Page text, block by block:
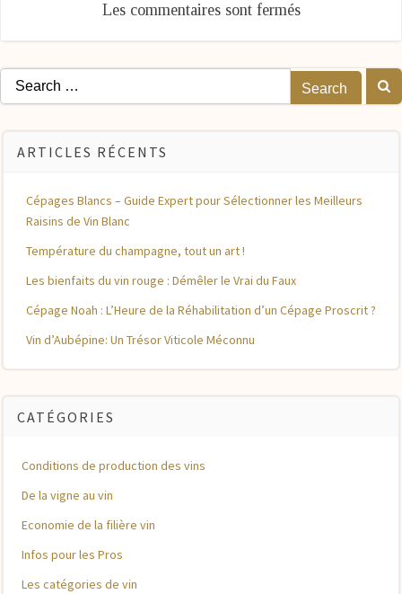
l’article
Les commentaires sont fermés
Search
for:
ARTICLES RÉCENTS
Cépages Blancs – Guide Expert pour Sélectionner les Meilleurs
Raisins de Vin Blanc
Température du champagne, tout un art !
Les bienfaits du vin rouge : Démêler le Vrai du Faux
Cépage Noah : L’Heure de la Réhabilitation d’un Cépage Proscrit ?
Vin d’Aubépine: Un Trésor Viticole Méconnu
CATÉGORIES
Conditions de production des vins
De la vigne au vin
Economie de la filière vin
Infos pour les Pros
Les catégories de vin